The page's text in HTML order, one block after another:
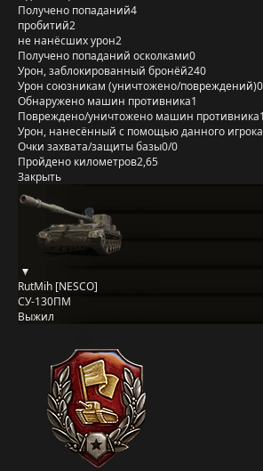
Получено попаданий4
пробитий2
не нанёсших урон2
Получено попаданий осколками0
Урон, заблокированный бронёй240
Урон союзникам (уничтожено/повреждений)
Обнаружено машин противника1
Повреждено/уничтожено машин противника
Урон, нанесённый с помощью данного игрока
Очки захвата/защиты базы0/0
Пройдено километров2,65
Закрыть
RutMih [NESCO]
СУ-130ПМ
Выжил